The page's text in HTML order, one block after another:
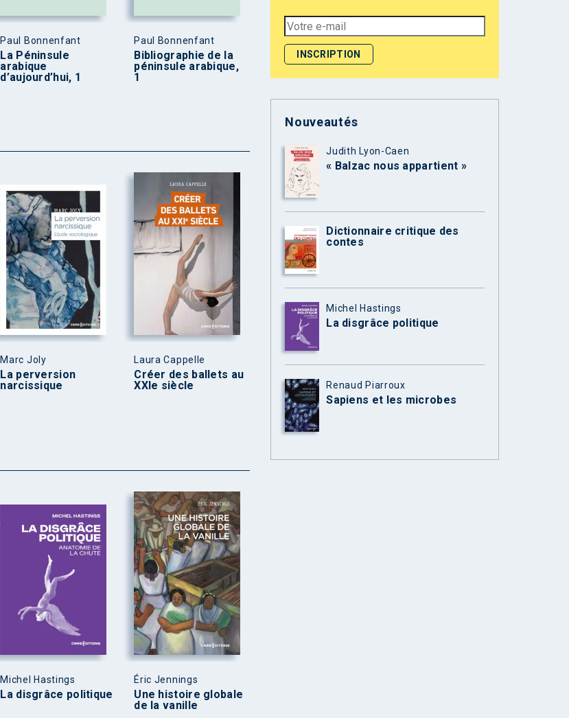
Paul Bonnenfant
La Péninsule
arabique
d’aujourd’hui, 1
Paul Bonnenfant
Bibliographie de la
péninsule arabique,
1
Marc Joly
La perversion
narcissique
Laura Cappelle
Créer des ballets au
XXIe siècle
Michel Hastings
La disgrâce politique
Éric Jennings
Une histoire globale
de la vanille
Nouveautés
Judith Lyon-Caen
« Balzac nous appartient »
Dictionnaire critique des
contes
Michel Hastings
La disgrâce politique
Renaud Piarroux
Sapiens et les microbes